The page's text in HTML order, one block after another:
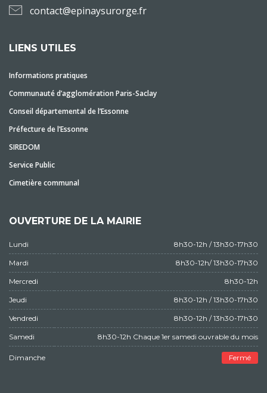
contact@epinaysurorge.fr
LIENS UTILES
Informations pratiques
Communauté d’agglomération Paris-Saclay
Conseil départemental de l’Essonne
Préfecture de l’Essonne
SIREDOM
Service Public
Cimetière communal
OUVERTURE DE LA MAIRIE
Lundi 8h30-12h / 13h30-17h30
Mardi 8h30-12h/ 13h30-17h30
Mercredi 8h30-12h
Jeudi 8h30-12h / 13h30-17h30
Vendredi 8h30-12h / 13h30-17h30
Samedi 8h30-12h Chaque 1er samedi ouvrable du mois
Dimanche Fermé